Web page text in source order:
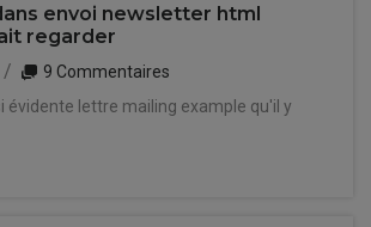
envoi newsletter html
regarder
9 Commentaires
évidente lettre mailing example qu'il y